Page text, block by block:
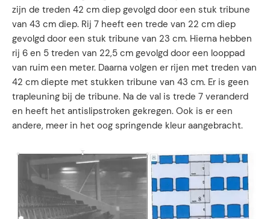
zijn de treden 42 cm diep gevolgd door een stuk tribune
van 43 cm diep. Rij 7 heeft een trede van 22 cm diep
gevolgd door een stuk tribune van 23 cm. Hierna hebben
rij 6 en 5 treden van 22,5 cm gevolgd door een looppad
van ruim een meter. Daarna volgen er rijen met treden van
42 cm diepte met stukken tribune van 43 cm. Er is geen
trapleuning bij de tribune. Na de val is trede 7 veranderd
en heeft het antislipstroken gekregen. Ook is er een
andere, meer in het oog springende kleur aangebracht.